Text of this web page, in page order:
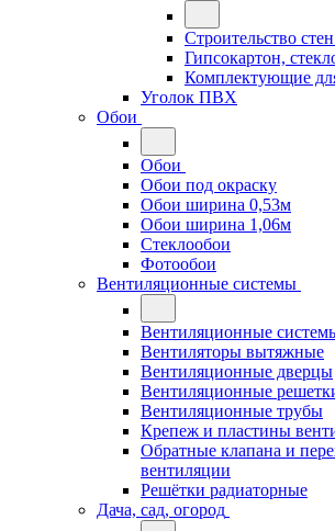
Строительство
Гипсокартон,
Комплектующие
Уголок ПВХ
Обои
Обои
Обои под окраску
Обои ширина 0,53м
Обои ширина 1,06м
Стеклообои
Фотообои
Вентиляционные системы
Вентиляционные
Вентиляторы вытяжные
Вентиляционные дверцы
Вентиляционные
Вентиляционные трубы
Крепеж и пластины
Обратные клапана и
вентиляции
Решётки радиаторные
Дача, сад, огород